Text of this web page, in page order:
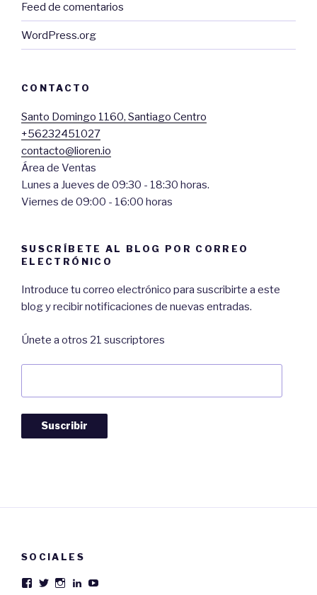
Feed de comentarios
WordPress.org
CONTACTO
Santo Domingo 1160, Santiago Centro
+56232451027
contacto@lioren.io
Área de Ventas
Lunes a Jueves de 09:30 - 18:30 horas.
Viernes de 09:00 - 16:00 horas
SUSCRÍBETE AL BLOG POR CORREO
ELECTRÓNICO
Introduce tu correo electrónico para suscribirte a este
blog y recibir notificaciones de nuevas entradas.
Únete a otros 21 suscriptores
Suscribir
SOCIALES
VerVer Ver Ver